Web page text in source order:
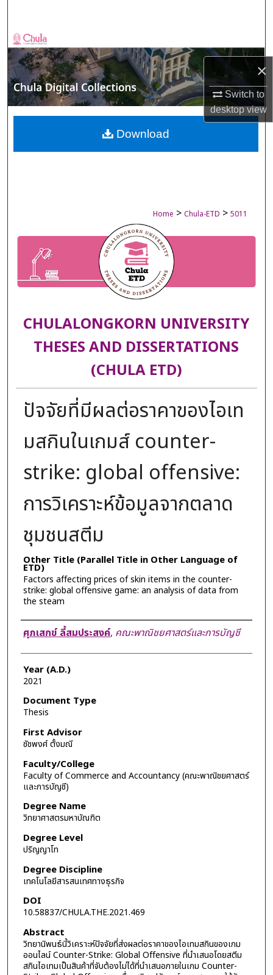
×
Switch to
desktopview
Browse Collections
My Account
About
Digital Commons Network™
Home > Chula-ETD > 5011
CHULALONGKORN UNIVERSITY
THESES AND DISSERTATIONS
(CHULA ETD)
ปัจจัยที่มีผลต่อราคาของไอเท
มสกินในเกมส์ counter-
strike: global offensive:
การวิเคราะห์ข้อมูลจากตลาด
ชุมชนสตีม
Other Title (Parallel Title in Other Language of
ETD)
Factors affecting prices of skin items in the counter-
strike: global offensive game: an analysis of data from
the steam
Author
ศุภเสกข์ ลี้สมประสงค์, คณะพาณิชยศาสตร์และการบัญชี
Year (A.D.)
2021
Document Type
Thesis
First Advisor
ชัชพงศ์ ตั้งมณี
Faculty/College
Faculty of Commerce and Accountancy (คณะพาณิชยศาสตร์
และการบัญชี)
Degree Name
วิทยาศาสตรมหาบัณฑิต
Degree Level
ปริญญาโท
Degree Discipline
เทคโนโลยีสารสนเทศทางธุรกิจ
DOI
10.58837/CHULA.THE.2021.469
Abstract
วิทยานิพนธ์นี้วิเคราะห์ปัจจัยที่ส่งผลต่อราคาของไอเทมสกินของเกม
ออนไลน์ Counter-Strike: Global Offensive ที่นำเสนอโดยสตีม
สกินไอเทมเป็นสินค้าที่จับต้องไม่ได้ที่นำเสนอภายในเกม Counter-
Download